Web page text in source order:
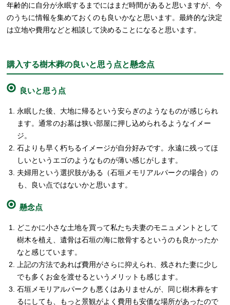
年齢的に自分が永眠するまでにはまだ時間があると思いますが、今
のうちに情報を集めておくのも良いかなと思います。最終的な決定
は立地や費用などと相談して決めることになると思います。
購入する樹木葬の良いと思う点と懸念点
良いと思う点
永眠した後、大地に帰るという安らぎのようなものが感じられ
ます。通常のお墓は狭い部屋に押し込められるようなイメー
ジ。
石よりも早く朽ちるイメージが自分好みです。永遠に残ってほ
しいというエゴのようなものが薄い感じがします。
夫婦用という選択肢がある（石垣メモリアルパークの場合）の
も、良い点ではないかと思います。
懸念点
どこかに小さな土地を買って私たち夫妻のモニュメントとして
樹木を植え、遺骨は石垣の海に散骨するというのも良かったか
なと感じています。
上記の方法であれば費用がさらに抑えられ、残された妻に少し
でも多くお金を渡せるというメリットも感じます。
石垣メモリアルパークも悪くはありませんが、同じ樹木葬をす
るにしても、もっと景観がよく費用も安価な場所があったので